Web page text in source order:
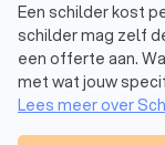
Een schilder kost
schilder mag zelf
een offerte aan.
met wat jouw
Lees meer over